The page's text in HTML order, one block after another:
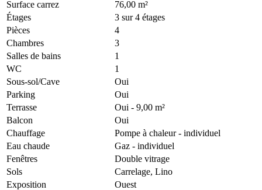
Surface carrez
76,00 m²
Étages
3 sur 4 étages
Pièces
4
Chambres
3
Salles de bains
1
WC
1
Sous-sol/Cave
Oui
Parking
Oui
Terrasse
Oui - 9,00 m²
Balcon
Oui
Chauffage
Pompe à chaleur- individuel
Eau chaude
Gaz - individuel
Fenêtres
Double vitrage
Sols
Carrelage, Lino
Exposition
Ouest